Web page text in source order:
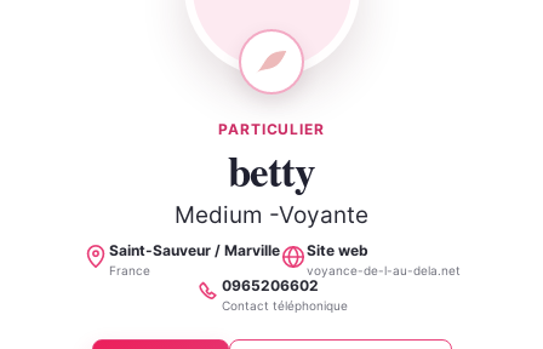
PARTICULIER
betty
Medium -Voyante
Localité
Saint-Sauveur / Marville
France
Site
web
Site web
voyance-de-l-au-dela.net
Téléphone
0965206602
Contact téléphonique